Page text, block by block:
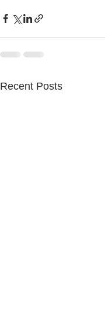
Recent Posts